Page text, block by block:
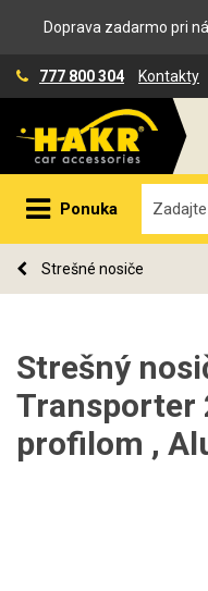
Doprava zadarmo pri
777 800 304 Kontakty
Ponuka
Strešné nosiče
Strešný
Transporter
profilom ,